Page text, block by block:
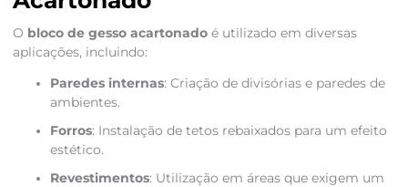
O bloco de gesso acartonadoé utilizado em diversas
aplicações, incluindo:
Paredes internas: Criação de divisórias e paredes de
ambientes.
Forros: Instalação de tetos rebaixados para um efeito
estético.
Revestimentos: Utilização em áreas que exigem um